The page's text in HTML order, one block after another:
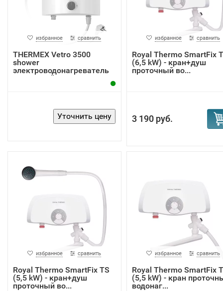
избранное сравнить
THERMEX Vetro 3500
shower
электроводонагреватель
проточный
избранное сравнить
Royal Thermo SmartFix
(6,5 kW) - кран+душ
проточный во...
3 190 руб.
избранное сравнить
Royal Thermo SmartFix TS
(5,5 kW) - кран+душ
проточный во...
избранное сравнить
Royal Thermo SmartFix T
(5,5 kW) - кран
водонаг...